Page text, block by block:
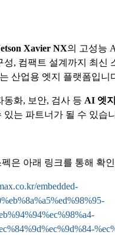
Xavier NX의 고성능
성, 컴팩트 설계까지 최신
산업용 엣지 플랫폼입니
동화, 보안, 검사 등 AI 엣
있는 파트너가 될 수 있습
은 아래 링크를 통해 확
embedded-